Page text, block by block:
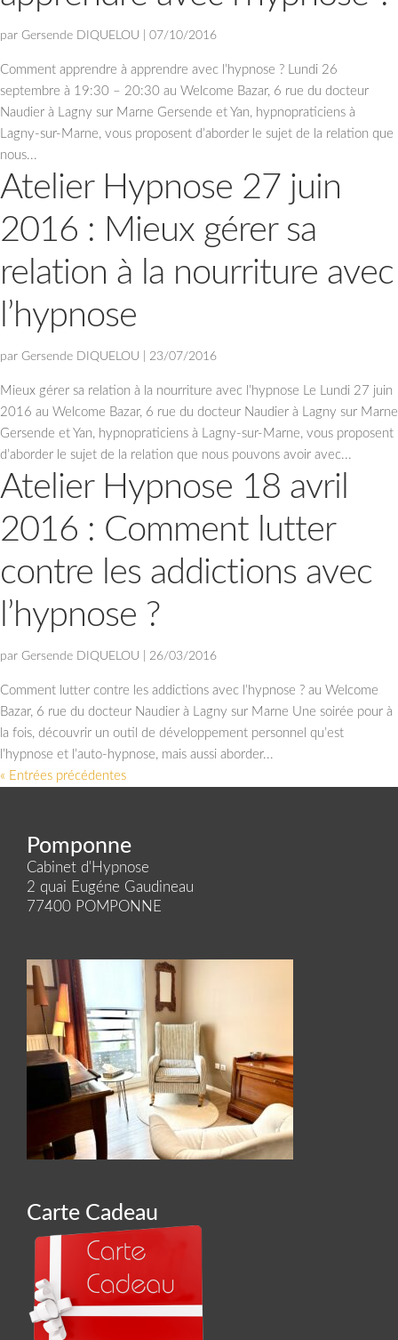
par Gersende DIQUELOU 07/10/2016
Comment apprendre à apprendre avec l’hypnose ? Lundi 26
septembre à 19:30 – 20:30 au Welcome Bazar, 6 rue du docteur
Naudier à Lagny sur Marne Gersende et Yan, hypnopraticiens à
Lagny-sur-Marne, vous proposent d’aborder le sujet de la relation que
nous...
Atelier Hypnose 27 juin
2016 : Mieux gérer sa
relation à la nourriture avec
l’hypnose
par Gersende DIQUELOU 23/07/2016
Mieux gérer sa relation à la nourriture avec l’hypnose Le Lundi 27 juin
2016 au Welcome Bazar, 6 rue du docteur Naudier à Lagny sur Marne
Gersende et Yan, hypnopraticiens à Lagny-sur-Marne, vous proposent
d’aborder le sujet de la relation que nous pouvons avoir avec...
Atelier Hypnose 18 avril
2016 : Comment lutter
contre les addictions avec
l’hypnose ?
par Gersende DIQUELOU 26/03/2016
Comment lutter contre les addictions avec l’hypnose ? au Welcome
Bazar, 6 rue du docteur Naudier à Lagny sur Marne Une soirée pour à
la fois, découvrir un outil de développement personnel qu’est
l’hypnose et l’auto-hypnose, mais aussi aborder...
« Entrées précédentes
Pomponne
Cabinet d'Hypnose
2 quai Eugéne Gaudineau
77400 POMPONNE
Carte Cadeau